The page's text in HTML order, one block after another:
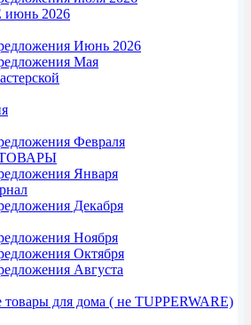
2026
Июнь 2026
Мая
Февраля
Января
Декабря
Ноября
Октября
Августа
для дома ( не TUPPERWARE)